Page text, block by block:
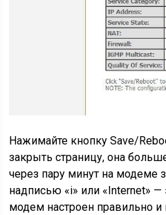
Нажимайте кнопку Save/
закрыть страницу, она
через пару минут на модеме
надписью «i» или «Internet» —
модем настроен правильно и